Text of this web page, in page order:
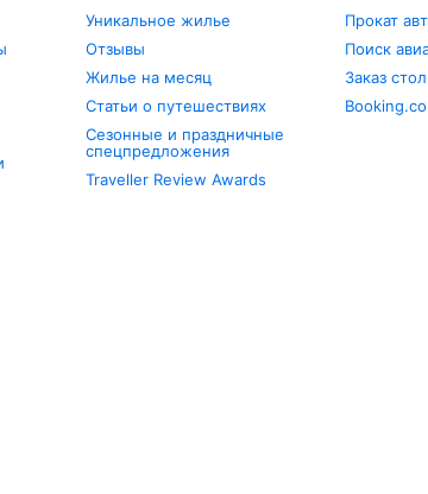
Уникальное жилье
Отзывы
Жилье на месяц
Статьи о путешествиях
Сезонные и праздничные
спецпредложения
Traveller Review Awards
Прокат
Поиск
Заказ